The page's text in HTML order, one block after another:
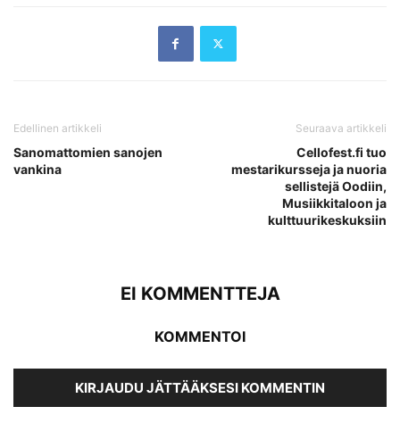
Edellinen artikkeli
Sanomattomien sanojen
vankina
Seuraava artikkeli
Cellofest.fi tuo
mestarikursseja ja nuoria
sellistejä Oodiin,
Musiikkitaloon ja
kulttuurikeskuksiin
EI KOMMENTTEJA
KOMMENTOI
KIRJAUDU JÄTTÄÄKSESI KOMMENTIN